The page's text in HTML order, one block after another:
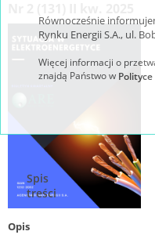
Spis
treści
Opis
Równocześnie
Rynku Energii S.A., ul.
Więcej informacji o
znajdą Państwo w